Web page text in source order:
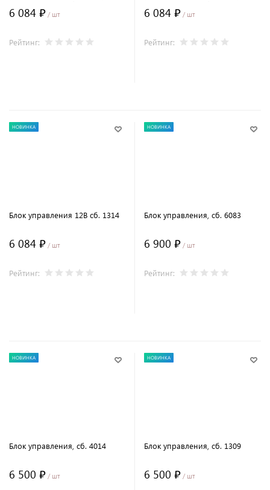
6 084 ₽ / шт
Рейтинг:
6 084 ₽ / шт
Рейтинг:
НОВИНКА
Блок управления 12В сб. 1314
6 084 ₽ / шт
Рейтинг:
НОВИНКА
Блок управления, сб. 6083
6 900 ₽ / шт
Рейтинг:
НОВИНКА
Блок управления, сб. 4014
6 500 ₽ / шт
НОВИНКА
Блок управления, сб. 1309
6 500 ₽ / шт